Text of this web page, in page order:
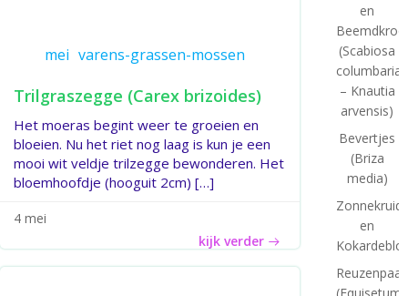
mei varens-grassen-mossen
Trilgraszegge (Carex brizoides)
Het moeras begint weer te groeien en
bloeien. Nu het riet nog laag is kun je een
mooi wit veldje trilzegge bewonderen. Het
bloemhoofdje (hooguit 2cm) […]
4 mei
kijk verder
en
(Scabiosa
columbaria
– Knautia
arvensis)
Bevertjes
(Briza
media)
Zonnekruid
en